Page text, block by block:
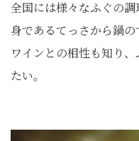
全国には様々なふぐの
身であるてっさから鍋の
ワインとの相性も知り
たい。